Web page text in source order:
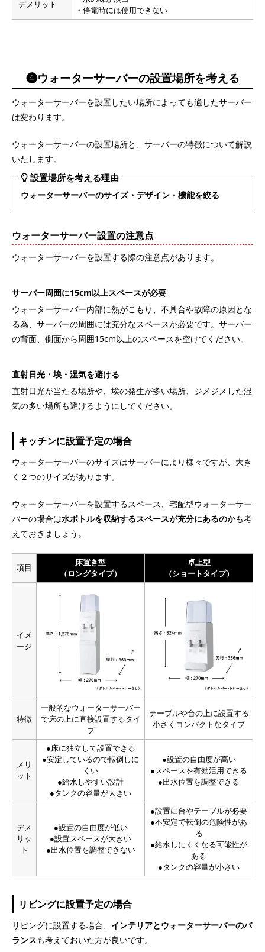
デメリット
・停電時には使用できない
❹ウォーターサーバーの設置場所を考える
ウォーターサーバーを設置したい場所によっても適したサーバー
は変わります。
ウォーターサーバーの設置場所と、サーバーの特徴について解説
いたします。
設置場所を考える理由
ウォーターサーバーのサイズ・デザイン・機能を絞る
ウォーターサーバー設置の注意点
ウォーターサーバーを設置する際の注意点があります。
サーバー周囲に15cm以上スペースが必要
ウォーターサーバー内部に熱がこもり、不具合や故障の原因とな
る為、サーバーの周囲には充分なスペースが必要です。サーバー
の背面、側面から周囲15cm以上のスペースを空けてください。
直射日光・埃・湿気を避ける
直射日光が当たる場所や、埃の発生が多い場所、ジメジメした湿
気の多い場所も避けるようにしてください。
キッチンに設置予定の場合
ウォーターサーバーのサイズはサーバーにより様々ですが、大き
く２つのサイズがあります。
ウォーターサーバーを設置するスペース、宅配型ウォーターサー
バーの場合は水ボトルを収納するスペースが充分にあるのかも考
えておきましょう。
項目
床置き型
（ロングタイプ）
卓上型
（ショートタイプ）
イメ
ージ
特徴
一般的なウォーターサーバー
で床の上に直接設置するタイ
プ
テーブルや台の上に設置する
小さくコンパクトなタイプ
メリ
ット
●床に独立して設置できる
●安定しているので転倒しに
くい
●給水しやすい設計
●タンクの容量が大きい
●設置の自由度が高い
●スペースを有効活用できる
●出水位置を調整できる
デメ
リッ
ト
●設置の自由度が低い
●設置スペースが大きい
●出水位置を調整できない
●設置に台やテーブルが必要
●不安定で転倒の危険性があ
る
●給水しにくくなる可能性が
ある
●タンクの容量が小さい
リビングに設置予定の場合
リビングに設置する場合、 インテリアとウォーターサーバーのバ
ランスも考えておいた方が良いです。